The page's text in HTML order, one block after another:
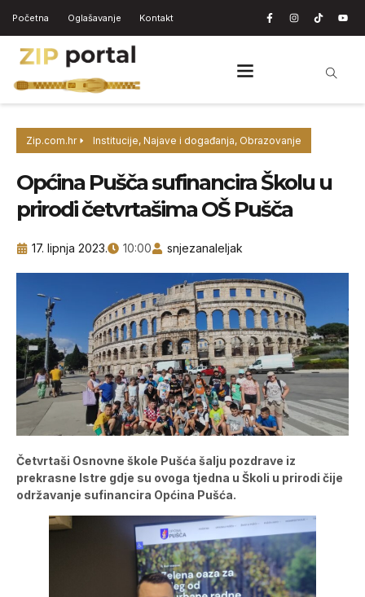
Početna Oglašavanje Kontakt
Zip.com.hr Institucije, Najave i događanja, Obrazovanje
Općina Pušča sufinancira Školu u
prirodi četvrtašima OŠ Pušča
17. lipnja 2023. 10:00 snjezanaleljak
Četvrtaši Osnovne škole Pušća šalju pozdrave iz
prekrasne Istre gdje su ovoga tjedna u Školi u prirodi čije
održavanje sufinancira Općina Pušća.